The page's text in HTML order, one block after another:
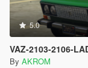
5.0
VAZ-2103-2106-
By AKROM